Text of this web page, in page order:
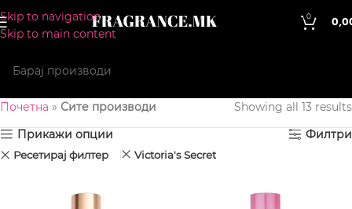
Skip to navigation
Skip to main content
0
Почетна » Сите производи
Showing all 13 results
Прикажи опции
Филтри
Ресетирај филтер Victoria's Secret